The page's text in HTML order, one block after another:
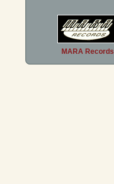
MARA Records